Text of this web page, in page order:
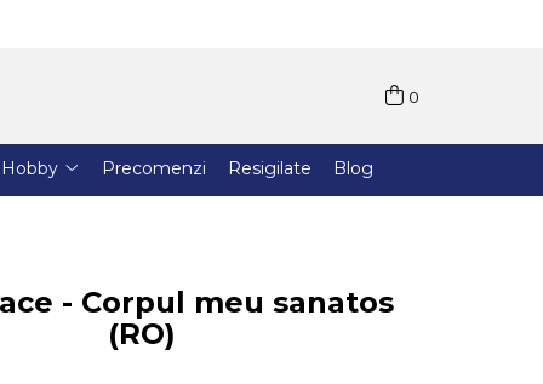
0
Hobby Precomenzi Resigilate Blog
- Corpul meu sanatos
(RO)